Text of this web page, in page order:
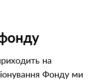
на
Фонду ми